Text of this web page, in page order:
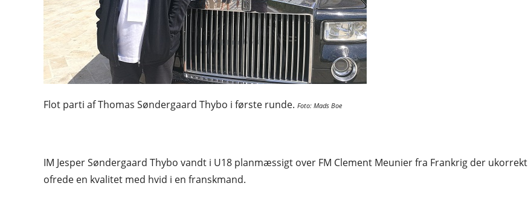
Flot parti af Thomas Søndergaard Thybo i første runde. Foto: Mads Boe
IM Jesper Søndergaard Thybo vandt i U18 planmæssigt over FM Clement Meunier fra Frankrig der ukorrekt
ofrede en kvalitet med hvid i en franskmand.